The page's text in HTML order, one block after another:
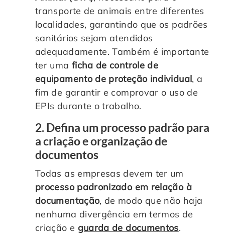
transporte de animais entre diferentes
localidades, garantindo que os padrões
sanitários sejam atendidos
adequadamente. Também é importante
ter uma ficha de controle de
equipamento de proteção individual, a
fim de garantir e comprovar o uso de
EPIs durante o trabalho.
2. Defina um processo padrão para
a criação e organização de
documentos
Todas as empresas devem ter um
processo padronizado em relação à
documentação, de modo que não haja
nenhuma divergência em termos de
criação e guarda de documentos.